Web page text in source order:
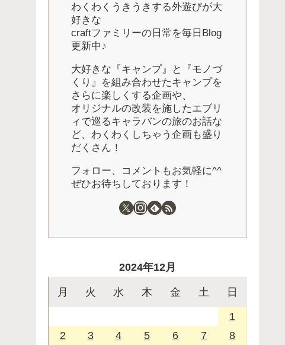
わくわくうきうきする外遊びが大
好きな
craftファミリーの日常を毎日Blog
更新中♪
大好きな『キャンプ』と『モノづ
くり』を組み合わせたキャンプを
さらに楽しくする企画や、
オリジナルの改装を施したエブリ
ィで巡るキャラバンの旅のお話な
ど、わくわくしちゃう企画も盛り
だくさん！
フォロー、コメントもお気軽に^^
ぜひお待ちしております！
2024年12月
月 火 水 木 金 土 日
1
2
3 4 5 6 7
8